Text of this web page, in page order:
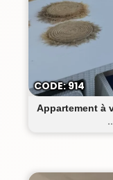
Appartement à
CODE: 914